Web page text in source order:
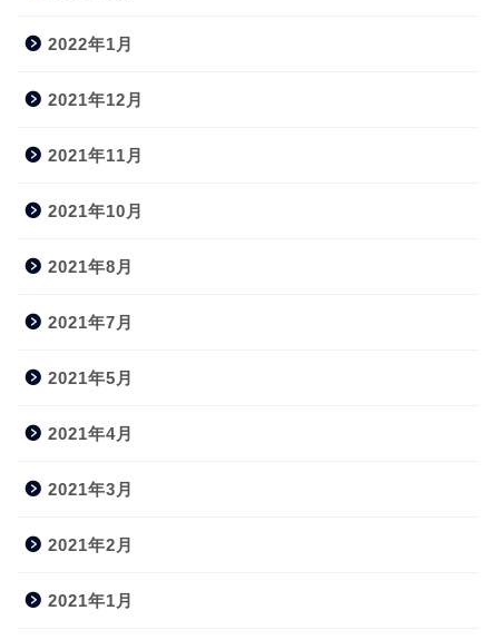
2022年1月
2021年12月
2021年11月
2021年10月
2021年8月
2021年7月
2021年5月
2021年4月
2021年3月
2021年2月
2021年1月